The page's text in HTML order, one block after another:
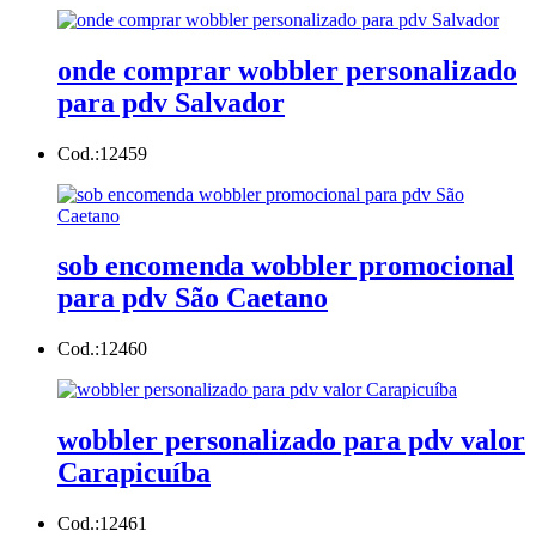
onde comprar wobbler personalizado
para pdv Salvador
Cod.:12459
sob encomenda wobbler promocional
para pdv São Caetano
Cod.:12460
wobbler personalizado para pdv valor
Carapicuíba
Cod.:12461